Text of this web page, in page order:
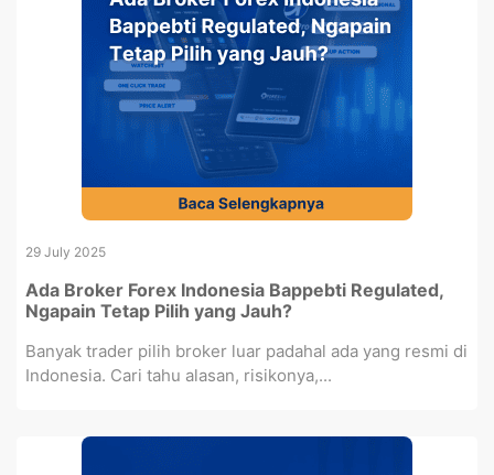
29 July 2025
Ada Broker Forex Indonesia Bappebti Regulated,
Ngapain Tetap Pilih yang Jauh?
Banyak trader pilih broker luar padahal ada yang resmi di
Indonesia. Cari tahu alasan, risikonya,...